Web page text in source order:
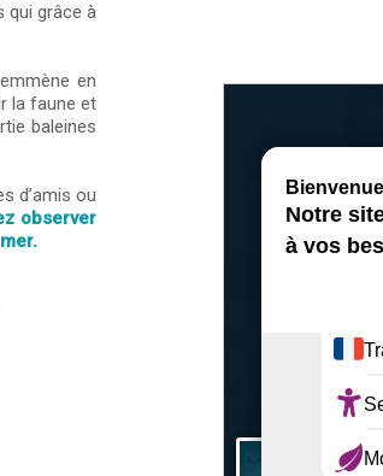
qui grâce à
en
la faune et
baleines
d’amis ou
observer